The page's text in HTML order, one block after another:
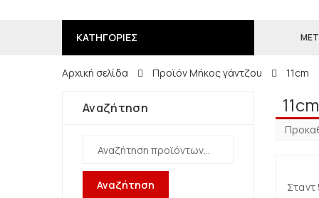
ΚΑΤΗΓΟΡΙΕΣ
Αρχική σελίδα Προϊόν Μήκος γάντζου 11cm
11cm
Αναζήτηση
Αναζήτηση